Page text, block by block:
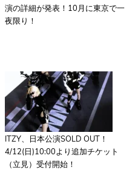
演の詳細が発表！10月に東京で一
夜限り！
ITZY、日本公演SOLD OUT！
4/12(日)10:00より追加チケット
（立見）受付開始！